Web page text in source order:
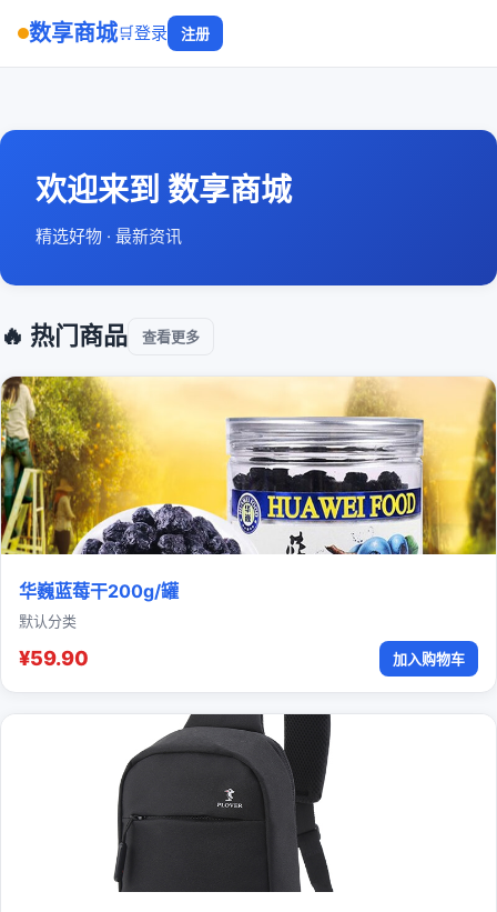
数享商城🛒登录 注册
欢迎来到 数享商城
精选好物 · 最新资讯
🔥 热门商品 查看更多
华巍蓝莓干200g/罐
默认分类
¥59.90 加入购物车